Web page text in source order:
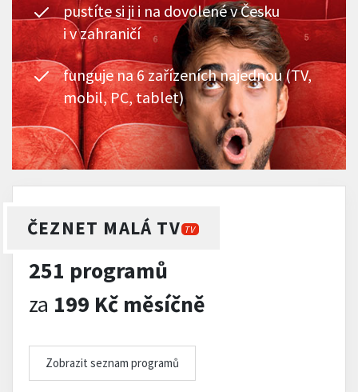
pustíte si ji i na dovolené v Česku
i v zahraničí
funguje na 6 zařízeních najednou (TV,
mobil, PC, tablet)
ČEZNET MALÁ TV TV
251 programů
za 199 Kč měsíčně
Zobrazit seznam programů